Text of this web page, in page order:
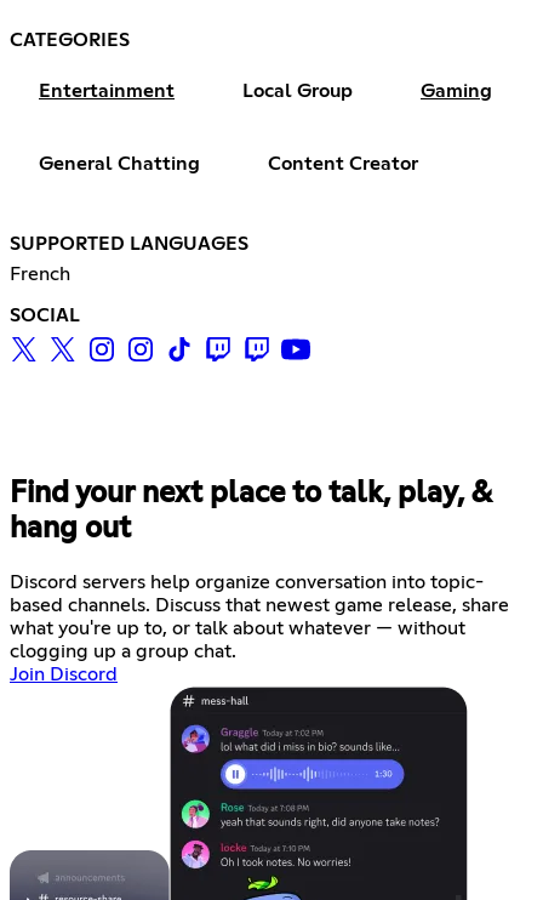
CATEGORIES
Entertainment Local Group Gaming
General Chatting Content Creator
SUPPORTED LANGUAGES
French
SOCIAL
Find your next place to talk, play, &
hang out
Discord servers help organize conversation into topic-
based channels. Discuss that newest game release, share
what you're up to, or talk about whatever — without
clogging up a group chat.
Join Discord